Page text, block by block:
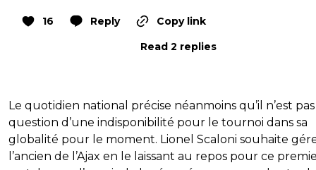
16 Reply
Copy link
Read 2 replies
Le quotidien national précise néanmoins qu’il n’est pas
question d’une indisponibilité pour le tournoi dans sa
globalité pour le moment. Lionel Scaloni souhaite
l’ancien de l’Ajax en le laissant au repos pour ce